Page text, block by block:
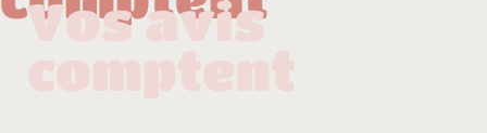
Vos avis